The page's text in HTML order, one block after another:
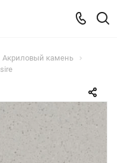
Акриловый камень